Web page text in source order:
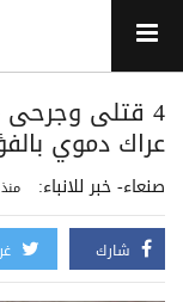
4 قتلى
عراك دموي
صنعاء- خبر للانباء: منذ 8 أشهر
شارك